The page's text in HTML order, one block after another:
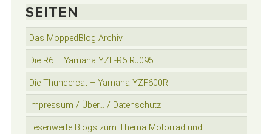
SEITEN
Das MoppedBlog Archiv
Die R6 – Yamaha YZF-R6 RJ095
Die Thundercat – Yamaha YZF600R
Impressum / Über… / Datenschutz
Lesenwerte Blogs zum Thema Motorrad und